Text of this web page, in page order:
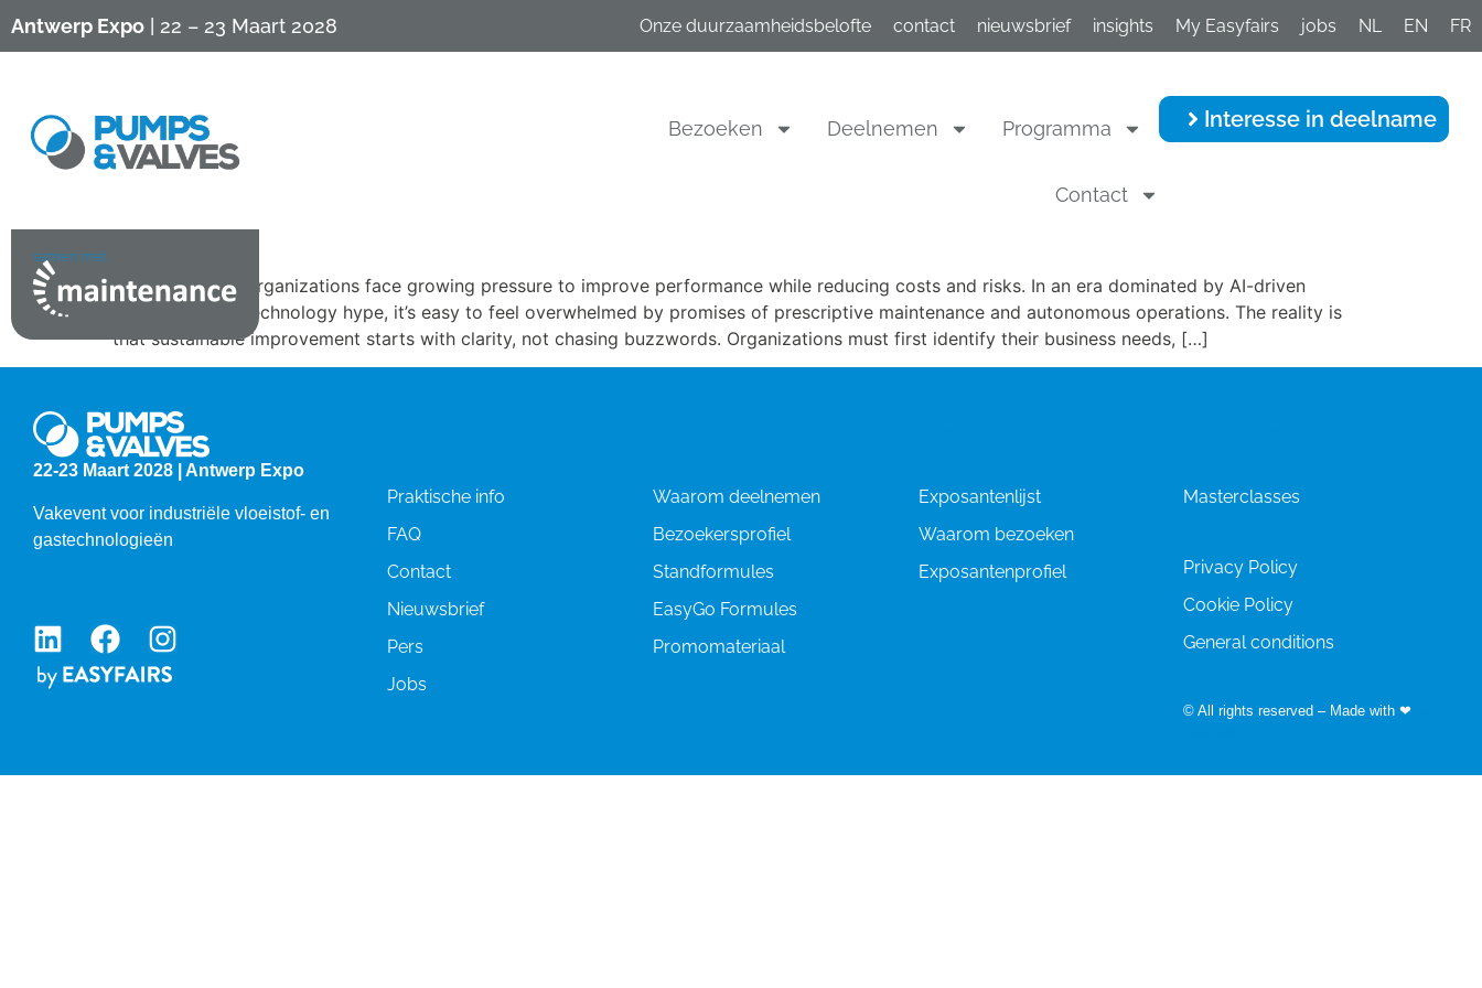
Antwerp Expo | 22 – 23 Maart 2028 Onze duurzaamheidsbelofte contact nieuwsbrief insights My Easyfairs jobs NL EN FR
samen met
Bezoeken Deelnemen Programma
Contact
Interesse in deelname
Asset-intensive organizations face growing pressure to improve performance while reducing costs and risks. In an era dominated by AI-driven
messaging and technology hype, it’s easy to feel overwhelmed by promises of prescriptive maintenance and autonomous operations. The reality is
that sustainable improvement starts with clarity, not chasing buzzwords. Organizations must first identify their business needs, […]
22-23 Maart 2028 | Antwerp Expo
Vakevent voor industriële vloeistof- en
gastechnologieën
Praktische info
FAQ
Contact
Nieuwsbrief
Pers
Jobs
Waarom deelnemen
Bezoekersprofiel
Standformules
EasyGo Formules
Promomateriaal
Exposantenlijst
Waarom bezoeken
Exposantenprofiel
Masterclasses
Privacy Policy
Cookie Policy
General conditions
© All rights reserved – Made with ❤